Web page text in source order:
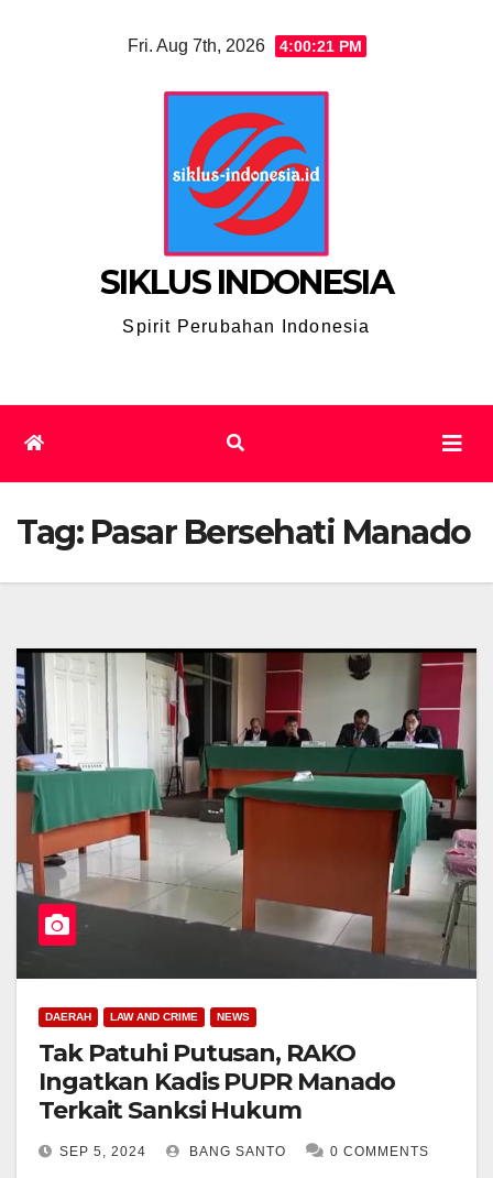
Fri. Aug 7th, 2026 4:00:21 PM
SIKLUS INDONESIA
Spirit Perubahan Indonesia
Tag: Pasar Bersehati Manado
DAERAH LAW AND CRIME NEWS
Tak Patuhi Putusan, RAKO
Ingatkan Kadis PUPR Manado
Terkait Sanksi Hukum
SEP 5, 2024 BANG SANTO 0 COMMENTS